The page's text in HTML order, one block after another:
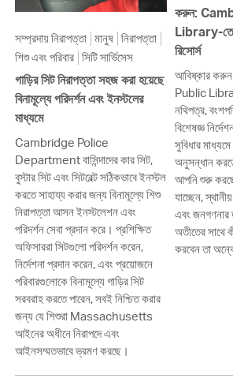
সম্প্রদায় নিরাপত্তা মানুষ নিরাপত্তা
শিশু এবং পরিবার সিটি সার্ভিসেস
গাড়ির সিট নিরাপত্তা সহজ করা হয়েছে
বিনামূল্যে পরিদর্শন এবং ইনস্টলের
মাধ্যমে
Cambridge Police
Department বাসিন্দাদের কার সিট,
বুস্টার সিট এবং সিটবেল্ট সঠিকভাবে ইনস্টল
করতে সাহায্য করার জন্য বিনামূল্যে শিশু
নিরাপত্তা আসন ইনস্টলেশন এবং
পরিদর্শন সেবা প্রদান করে। প্রশিক্ষিত
অফিসাররা সিটগুলো পরিদর্শন করেন,
নির্দেশনা প্রদান করেন, এবং প্রয়োজনে
পরিবারগুলোকে বিনামূল্যে গাড়ির সিট
সরবরাহ করতে পারেন, সবই নিশ্চিত করার
জন্য যে শিশুরা Massachusetts
আইনের অধীনে নিরাপদে এবং
আইনসম্মতভাবে ভ্রমণ করছে।
করুন:
Library-তে
রিসোর্স
আবিষ্কার
Public
নথিপত্র,
বিশেষজ্ঞ
সুবিধার
অনুসন্ধান
আপনি শুরু
যাচ্ছেন,
এবং জনগণনার
অতীতের সাথে
করবেন তা